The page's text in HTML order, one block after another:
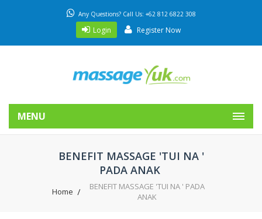
Any Questions? Call Us: +62 812 6822 308
Login Register Now
MENU
BENEFIT MASSAGE 'TUI NA '
PADA ANAK
Home
BENEFIT MASSAGE 'TUI NA ' PADA
ANAK